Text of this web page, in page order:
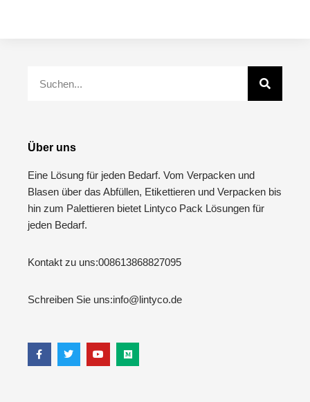
Über uns
Eine Lösung für jeden Bedarf. Vom Verpacken und
Blasen über das Abfüllen, Etikettieren und Verpacken bis
hin zum Palettieren bietet Lintyco Pack Lösungen für
jeden Bedarf.
Kontakt zu uns:008613868827095
Schreiben Sie uns:info@lintyco.de